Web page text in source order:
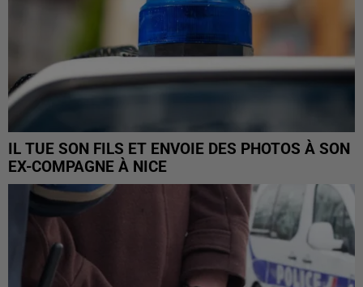
IL TUE SON FILS ET ENVOIE DES PHOTOS À SON
EX-COMPAGNE À NICE